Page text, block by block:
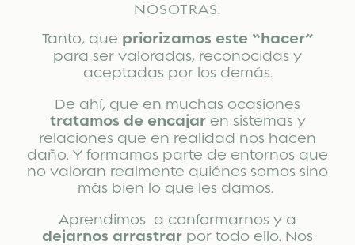
NOSOTRAS.
Tanto, que priorizamos este “hacer”
para ser valoradas, reconocidas y
aceptadas por los demás.
De ahí, que en muchas ocasiones
tratamos de encajaren sistemas y
relaciones que en realidad nos hacen
daño. Y formamos parte de entornos que
no valoran realmente quiénes somos sino
más bien lo que les damos.
Aprendimos a conformarnos y a
dejarnos arrastrar por todo ello. Nos